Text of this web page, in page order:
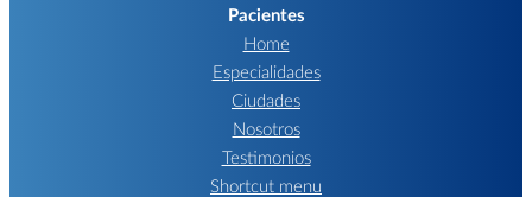
Pacientes
Home
Especialidades
Ciudades
Nosotros
Testimonios
Shortcut menu